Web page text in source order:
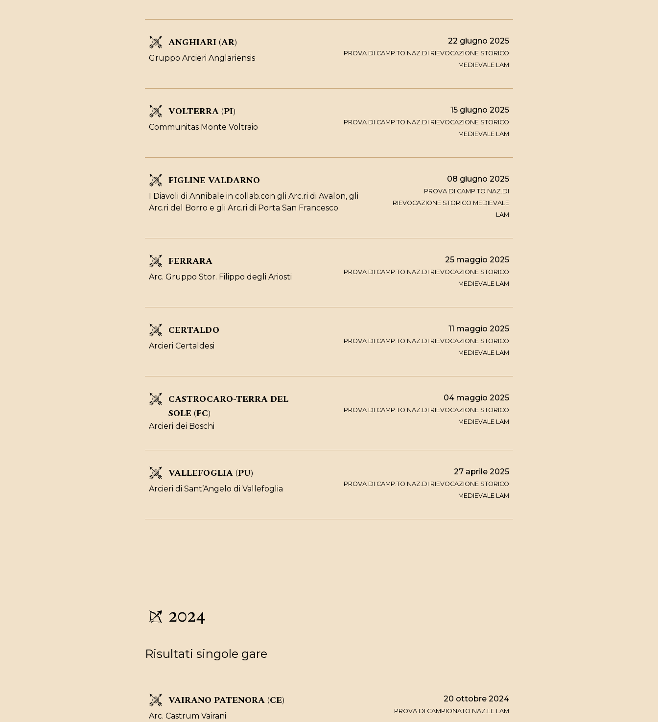
ANGHIARI (AR)
Gruppo Arcieri Anglariensis
22 giugno 2025
PROVA DI CAMP.TO NAZ.DI RIEVOCAZIONE STORICO
MEDIEVALE LAM
VOLTERRA (PI)
Communitas Monte Voltraio
15 giugno 2025
PROVA DI CAMP.TO NAZ.DI RIEVOCAZIONE STORICO
MEDIEVALE LAM
FIGLINE VALDARNO
I Diavoli di Annibale in collab.con gli Arc.ri di Avalon, gli
Arc.ri del Borro e gli Arc.ri di Porta San Francesco
08 giugno 2025
PROVA DI CAMP.TO NAZ.DI
RIEVOCAZIONE STORICO MEDIEVALE
LAM
FERRARA
Arc. Gruppo Stor. Filippo degli Ariosti
25 maggio 2025
PROVA DI CAMP.TO NAZ.DI RIEVOCAZIONE STORICO
MEDIEVALE LAM
CERTALDO
Arcieri Certaldesi
11 maggio 2025
PROVA DI CAMP.TO NAZ.DI RIEVOCAZIONE STORICO
MEDIEVALE LAM
CASTROCARO-TERRA DEL
SOLE (FC)
Arcieri dei Boschi
04 maggio 2025
PROVA DI CAMP.TO NAZ.DI RIEVOCAZIONE STORICO
MEDIEVALE LAM
VALLEFOGLIA (PU)
Arcieri di Sant’Angelo di Vallefoglia
27 aprile 2025
PROVA DI CAMP.TO NAZ.DI RIEVOCAZIONE STORICO
MEDIEVALE LAM
2024
Risultati singole gare
VAIRANO PATENORA (CE)
Arc. Castrum Vairani
20 ottobre 2024
PROVA DI CAMPIONATO NAZ.LE LAM